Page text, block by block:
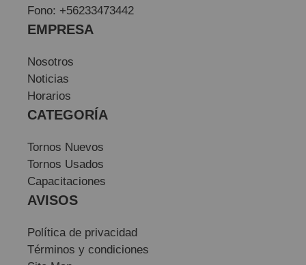
Fono: +56233473442
EMPRESA
Nosotros
Noticias
Horarios
CATEGORÍA
Tornos Nuevos
Tornos Usados
Capacitaciones
AVISOS
Política de privacidad
Términos y condiciones